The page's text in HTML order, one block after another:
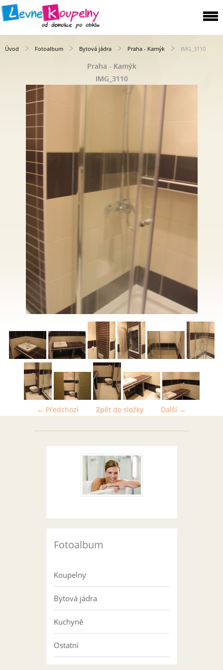
Úvod Fotoalbum Bytová jádra Praha - Kamýk IMG_3110
Praha - Kamýk
IMG_3110
← Předchozí Další →
Zpět do složky
Fotoalbum
Koupelny
Bytová jádra
Kuchyně
Ostatní